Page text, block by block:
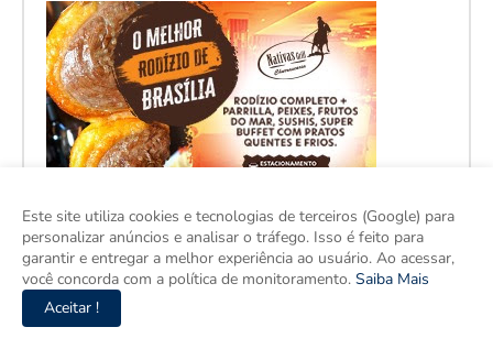
Este site utiliza cookies e tecnologias de terceiros (Google) para
personalizar anúncios e analisar o tráfego. Isso é feito para
garantir e entregar a melhor experiência ao usuário. Ao acessar,
você concorda com a política de monitoramento. Saiba Mais
Aceitar !